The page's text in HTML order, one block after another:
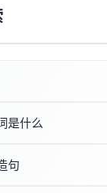
是什么
句